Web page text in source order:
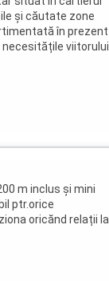
și căutate zone
în prezent
viitorului
m inclus și mini
ptr.orice
oricănd relații la